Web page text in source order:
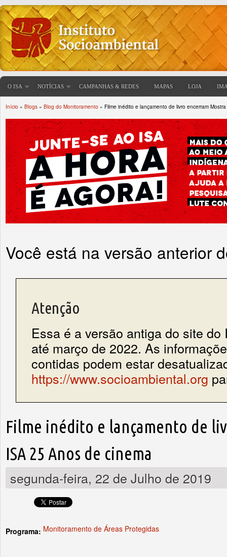
O ISA NOTÍCIAS CAMPANHAS & REDES MAPAS LOJA
Início » Blogs » Blog do Monitoramento » Filme inédito e lançamento de livro encerram
Você está na versão anterior
Atenção
Essa é a versão antiga do site do
até março de 2022. As
contidas podem estar
https://www.socioambiental.org
Filme inédito e lançamento de
ISA 25 Anos de cinema
segunda-feira, 22 de Julho de 2019
Programa: Monitoramento de Áreas Protegidas